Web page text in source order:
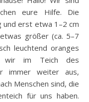
eure Hilfe. Die
und erst etwa 1–2 cm
größer (ca. 5–7
leuchtend oranges
wir im Teich des
immer weiter aus,
Menschen sind, die
für uns haben.